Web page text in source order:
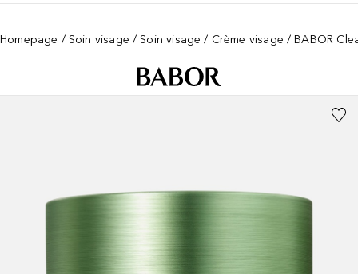
Homepage Soin visage Soin visage Crème visage BABOR